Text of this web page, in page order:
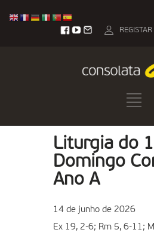
REGISTAR
Liturgia do
Domingo
Ano A
14 de junho de 2026
Ex 19, 2-6; Rm 5, 6-11;